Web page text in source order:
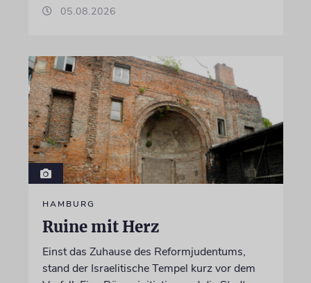
05.08.2026
HAMBURG
Ruine mit Herz
Einst das Zuhause des Reformjudentums,
stand der Israelitische Tempel kurz vor dem